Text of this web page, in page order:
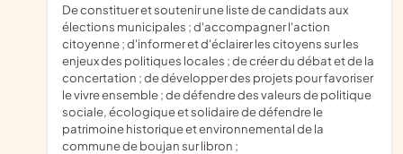
de constituer et soutenir une liste de candidats aux
élections municipales ; d'accompagner l'action
citoyenne ; d'informer et d'éclairer les citoyens sur les
enjeux des politiques locales ; de créer du débat et de la
concertation ; de développer des projets pour favoriser
le vivre ensemble ; de défendre des valeurs de politique
sociale, écologique et solidaire de défendre le
patrimoine historique et environnemental de la
commune de boujan sur libron ;